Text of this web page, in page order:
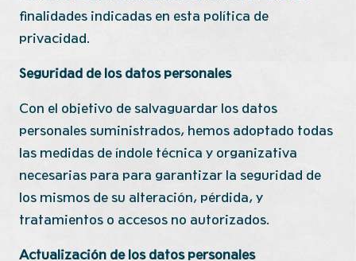
finalidades indicadas en esta política de
privacidad.
Seguridad de los datos personales
Con el objetivo de salvaguardar los datos
personales suministrados, hemos adoptado todas
las medidas de índole técnica y organizativa
necesarias para para garantizar la seguridad de
los mismos de su alteración, pérdida, y
tratamientos o accesos no autorizados.
Actualización de los datos personales